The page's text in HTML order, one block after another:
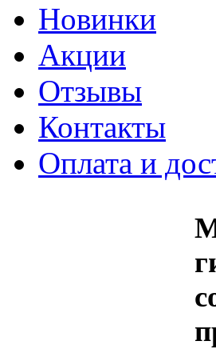
Новинки
Акции
Отзывы
Контакты
Оплата и